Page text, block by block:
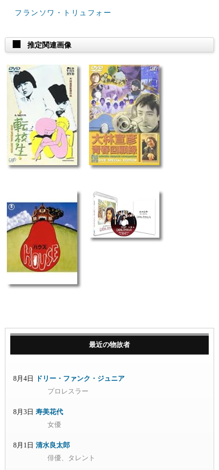
フランソワ・トリュフォー
推定関連画像
最近の物故者
8月4日
ドリー・ファンク・ジュニア
プロレスラー
8月3日 寿美花代
女優
8月1日 清水良太郎
俳優、タレント